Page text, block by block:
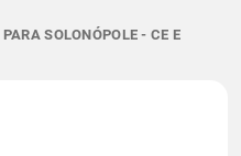
SOLONÓPOLE - CE E